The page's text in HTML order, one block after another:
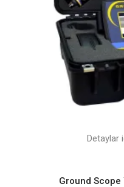
Detaylar
Ground Scope